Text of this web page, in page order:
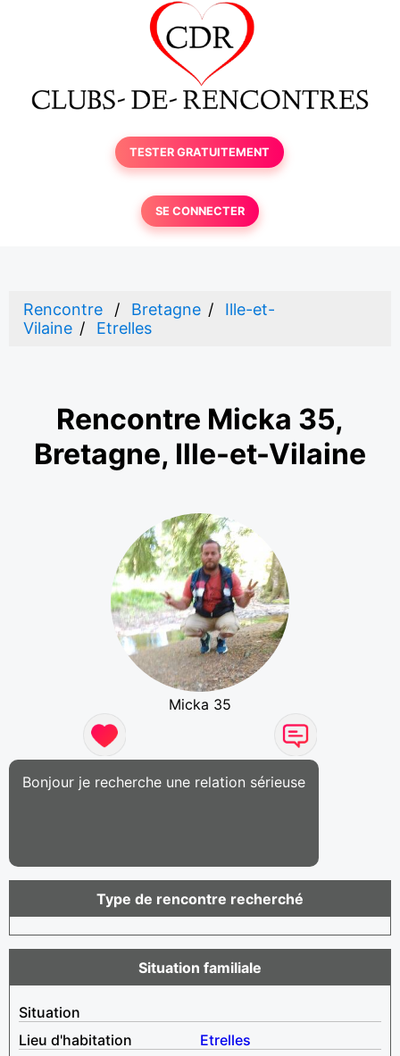
TESTER GRATUITEMENT
SE CONNECTER
Rencontre Bretagne
Ille-et-
Vilaine
Etrelles
Rencontre Micka 35,
Bretagne, Ille-et-Vilaine
Micka 35
Bonjour je recherche une relation sérieuse
Type de rencontre recherché
Situation familiale
Situation
Lieu d'habitation
Etrelles